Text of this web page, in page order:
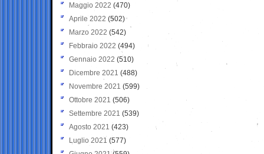
Maggio 2022 (470)
Aprile 2022 (502)
Marzo 2022 (542)
Febbraio 2022 (494)
Gennaio 2022 (510)
Dicembre 2021 (488)
Novembre 2021 (599)
Ottobre 2021 (506)
Settembre 2021 (539)
Agosto 2021 (423)
Luglio 2021 (577)